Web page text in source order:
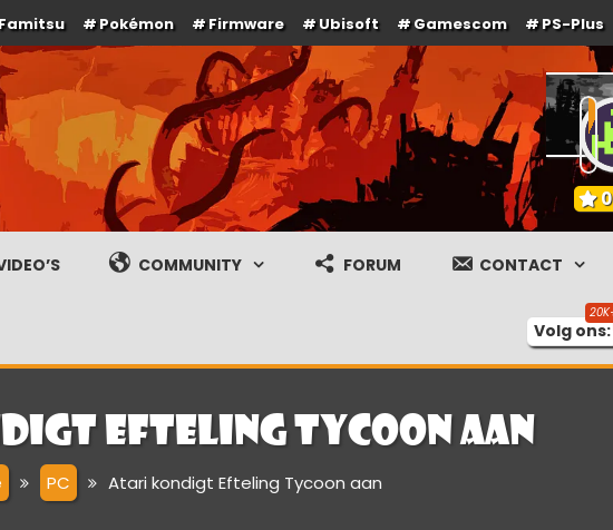
Famitsu Pokémon Firmware Ubisoft Gamescom PS-Plus
streams
0
COMMUNITY FORUM CONTACT
Volg ons:
Efteling Tycoon aan
PC Atari kondigt Efteling Tycoon aan